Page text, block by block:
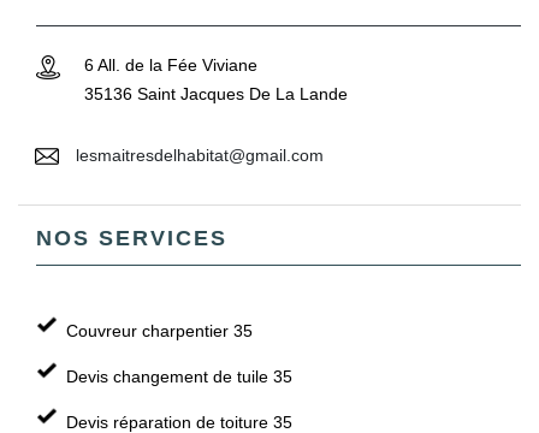
6 All. de la Fée Viviane
35136 Saint Jacques De La Lande
lesmaitresdelhabitat@gmail.com
NOS SERVICES
Couvreur charpentier 35
Devis changement de tuile 35
Devis réparation de toiture 35